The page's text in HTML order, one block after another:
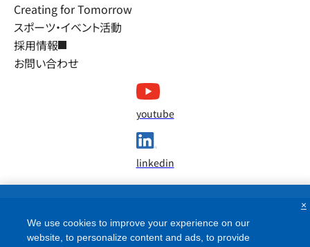
Creating for Tomorrow
スポーツ・イベント活動
採用情報
お問い合わせ
youtube
linkedin
We use cookies to improve your experience on our
website, to personalize content and ads, to provide
×